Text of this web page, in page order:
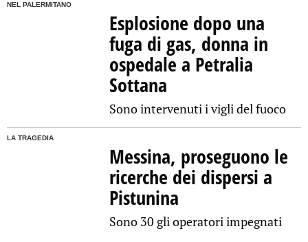
NEL PALERMITANO
Esplosione dopo una
fuga di gas, donna in
ospedale a Petralia
Sottana
Sono intervenuti i vigli del fuoco
LA TRAGEDIA
Messina, proseguono le
ricerche dei dispersi a
Pistunina
Sono 30 gli operatori impegnati